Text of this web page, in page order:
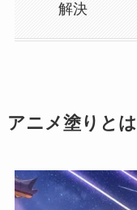
解決
アニメ塗りとは